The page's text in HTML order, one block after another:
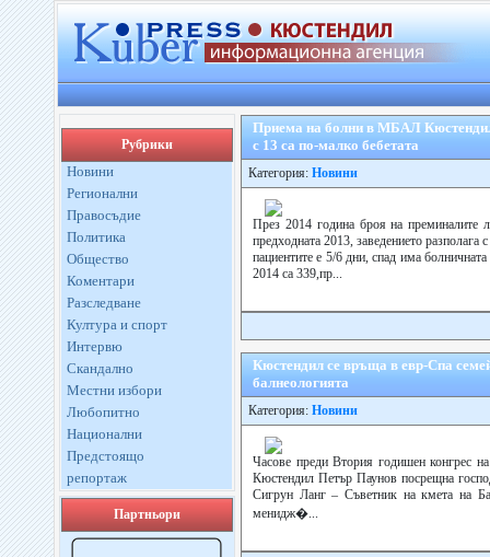
Рубрики
Новини
Регионални
Правосъдие
Политика
Общество
Коментари
Разследване
Култура и спорт
Интервю
Скандално
Местни избори
Любопитно
Национални
Предстоящо
репортаж
Партньори
Приема на болни в МБАЛ Кюстендил
с 13 са по-малко бебетата
Категория: Новини
През 2014 година броя на преминалите
предходната 2013, заведението разполага
пациентите е 5/6 дни, спад има
2014 са 339,пр...
Кюстендил се връща в евр-Спа
балнеологията
Категория: Новини
Часове преди Втория годишен конгрес
Кюстендил Петър Паунов посрещна
Сигрун Ланг – Съветник на кмета на
менидж�...